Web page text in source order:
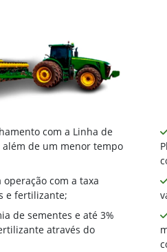
com a Linha de
além de um menor tempo
com a taxa
e fertilizante;
de sementes e até 3%
através do